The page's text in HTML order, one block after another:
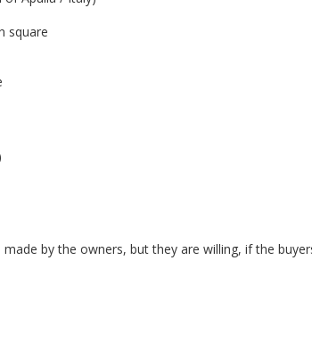
square
by the owners, but they are willing, if the